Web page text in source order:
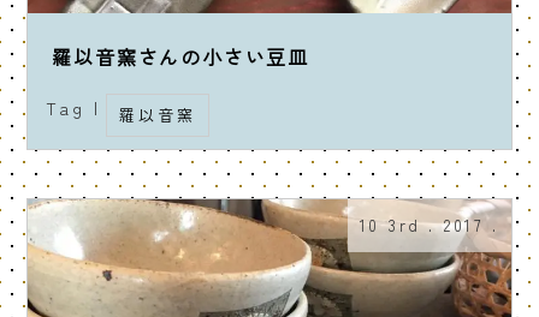
羅以音窯さんの小さい豆皿
Tag | 羅以音窯
10 3rd . 2017 .